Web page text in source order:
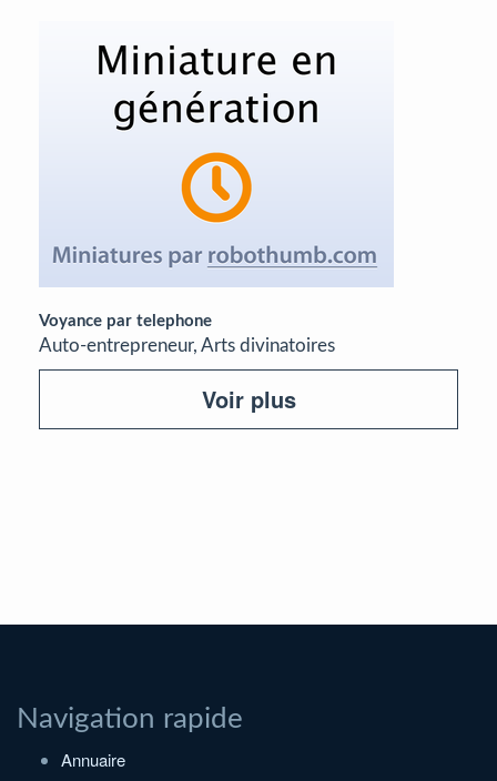
Voyance par telephone
Auto-entrepreneur, Arts divinatoires
Voir plus
Navigation rapide
Annuaire